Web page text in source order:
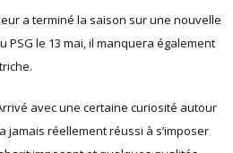
a terminé la saison sur une nouvelle
PSG le 13 mai, il manquera également
avec une certaine curiosité autour
jamais réellement réussi à s’imposer